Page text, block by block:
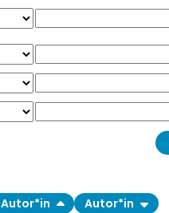
Autor*in Autor*in